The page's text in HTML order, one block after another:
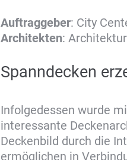
Auftraggeber: City
Architekten:
Spanndecken
Infolgedessen wurde
interessante
Deckenbild durch die
ermöglichen in